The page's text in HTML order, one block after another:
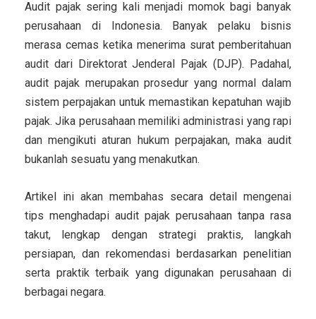
Audit pajak sering kali menjadi momok bagi banyak
perusahaan di Indonesia. Banyak pelaku bisnis
merasa cemas ketika menerima surat pemberitahuan
audit dari Direktorat Jenderal Pajak (DJP). Padahal,
audit pajak merupakan prosedur yang normal dalam
sistem perpajakan untuk memastikan kepatuhan wajib
pajak. Jika perusahaan memiliki administrasi yang rapi
dan mengikuti aturan hukum perpajakan, maka audit
bukanlah sesuatu yang menakutkan.
Artikel ini akan membahas secara detail mengenai
tips menghadapi audit pajak perusahaan tanpa rasa
takut, lengkap dengan strategi praktis, langkah
persiapan, dan rekomendasi berdasarkan penelitian
serta praktik terbaik yang digunakan perusahaan di
berbagai negara.